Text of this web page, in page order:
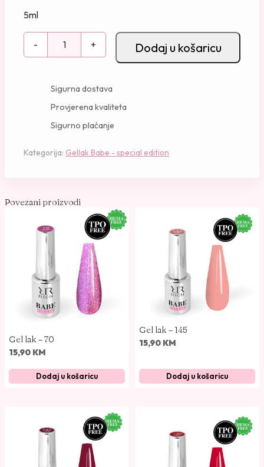
5ml
-
e
7
l
+ Dodaj u košaricu
Sigurna dostava
Provjerena kvaliteta
Sigurno plaćanje
Kategorija: Gellak Babe - special edition
Povezani proizvodi
Gel lak – 70
15,90 KM
Dodaj u košaricu
Gel lak – 145
15,90 KM
Dodaj u košaricu